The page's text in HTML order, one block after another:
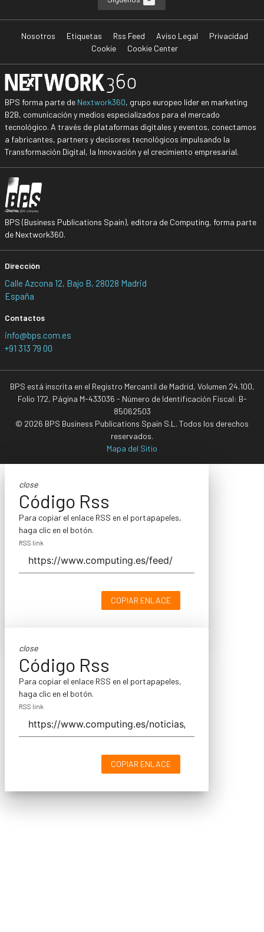
Nosotros Etiquetas Rss Feed Aviso Legal
Privacidad
Cookie
Cookie Center
BPS forma parte de Nextwork360, grupo europeo líder en marketing
B2B, comunicación y medios especializados para el mercado
tecnológico. A través de plataformas digitales y eventos, conectamos
a fabricantes, partners y decisores tecnológicos impulsando la
Transformación Digital, la Innovación y el crecimiento empresarial.
BPS (Business Publications Spain), editora de Computing, forma parte
de Nextwork360.
Dirección
Calle Azcona 12, Bajo B, 28028 Madrid
España
Contactos
info@bps.com.es
+91 313 79 00
BPS está inscrita en el Registro Mercantil de Madrid, Volumen 24.100,
Folio 172, Página M-433036 - Número de Identificación Fiscal: B-
85062503
© 2026 BPS Business Publications Spain S.L. Todos los derechos
reservados.
Mapa del Sitio
close
Código Rss
Para copiar el enlace RSS en el portapapeles,
haga clic en el botón.
RSS link
COPIAR ENLACE
close
Código Rss
Para copiar el enlace RSS en el portapapeles,
haga clic en el botón.
RSS link
COPIAR ENLACE